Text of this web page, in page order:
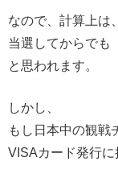
なので、計算上は、
当選してからでも
と思われます。
しかし、
もし日本中の観戦
VISAカード発行